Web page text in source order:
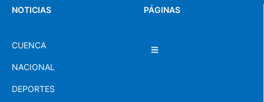
PÁGINAS
NOTICIAS
CUENCA
NACIONAL
DEPORTES